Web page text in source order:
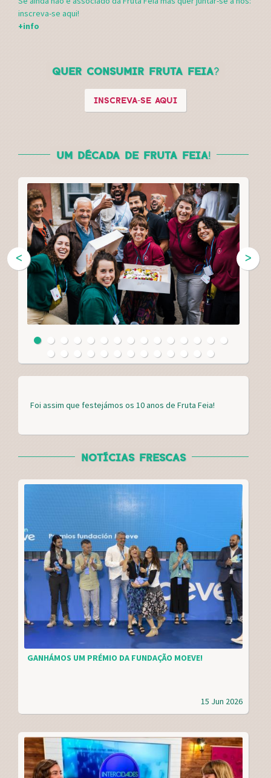
inscreva-se aqui!
+info
QUER CONSUMIR FRUTA FEIA?
INSCREVA-SE AQUI
UM DÉCADA DE FRUTA FEIA!
ᐸ ᐳ
Foi assim que festejámos os 10 anos de Fruta Feia!
NOTÍCIAS FRESCAS
15 Jun 2026
GANHÁMOS UM PRÉMIO DA FUNDAÇÃO MOEVE!